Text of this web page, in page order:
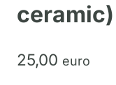
ceramic)
25,00 euro